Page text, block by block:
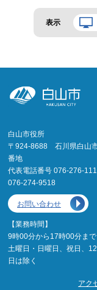
表示
白山市役所
〒924-8688 石川県白山
番地
代表電話番号 076-276-
076-274-9518
お問い合わせ
【業務時間】
9時00分から17時00分まで
土曜日・日曜日、祝日、
日は除く
アク